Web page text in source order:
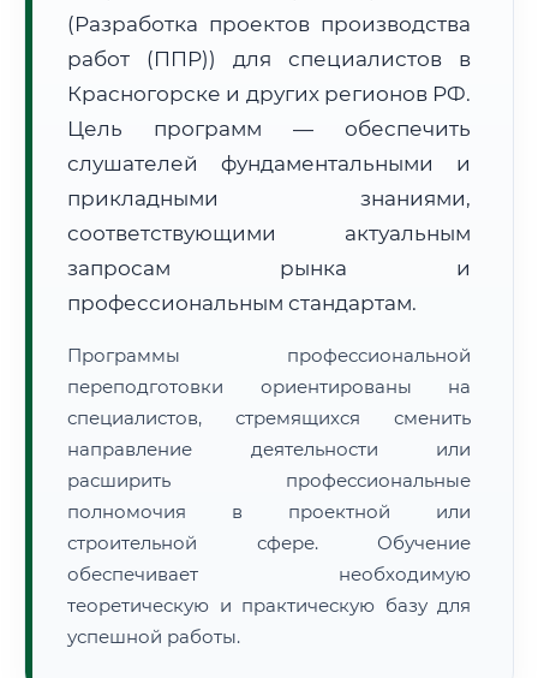
Расчет логистики оригиналов:
• Экспресс-доставка СДЭК / Почтой:
4–6 рабочих дней
📜 Документы и аккредитация ФИС ФРДО
(Разработка проектов производства
работ (ППР)) для специалистов в
Красногорске и других регионов РФ.
Цель программ — обеспечить
слушателей фундаментальными и
прикладными знаниями,
соответствующими актуальным
запросам рынка и
профессиональным стандартам.
Программы профессиональной
переподготовки ориентированы на
специалистов, стремящихся сменить
направление деятельности или
расширить профессиональные
полномочия в проектной или
строительной сфере. Обучение
обеспечивает необходимую
теоретическую и практическую базу для
успешной работы.